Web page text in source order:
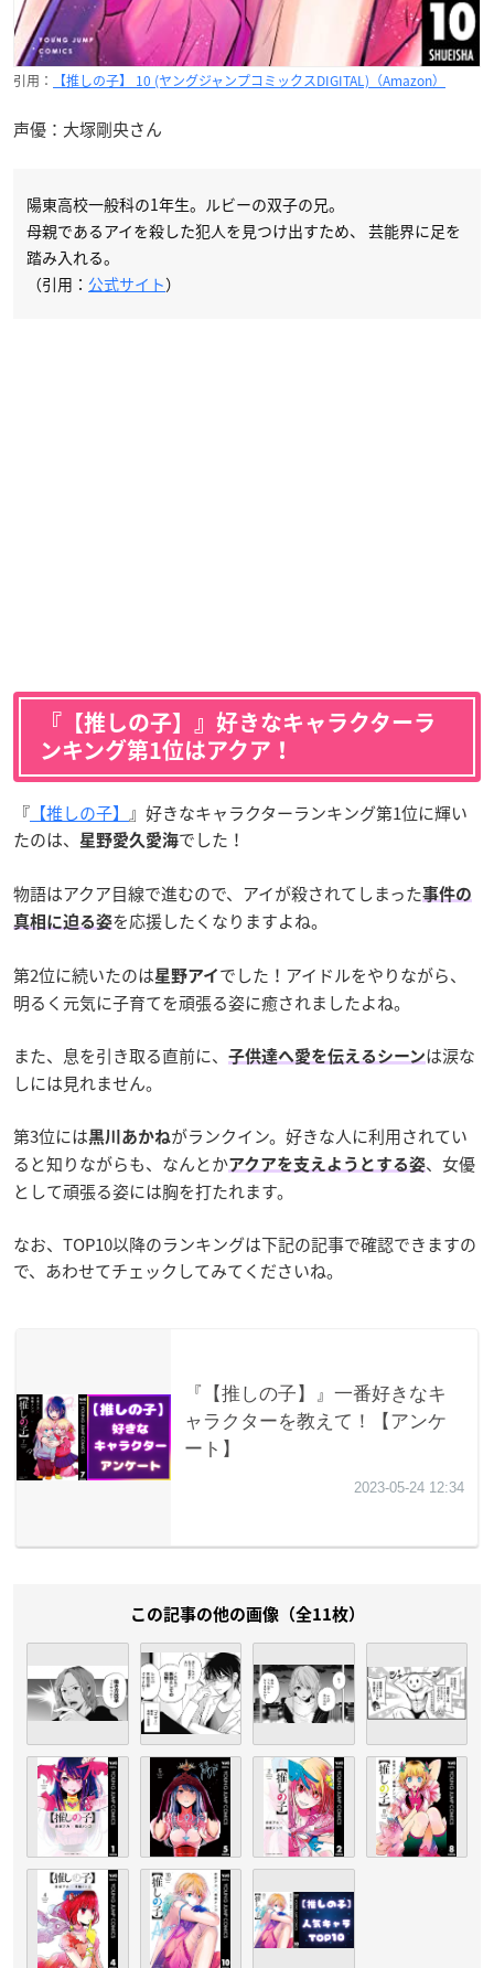
引用： 【推しの子】 10 (ヤングジャンプコミックスDIGITAL)（Amazon）
声優：大塚剛央さん
陽東高校一般科の1年生。ルビーの双子の兄。
母親であるアイを殺した犯人を見つけ出すため、 芸能界に足を
踏み入れる。
（引用： 公式サイト）
『【推しの子】』好きなキャラクターラ
ンキング第1位はアクア！
『 【推しの子】 』好きなキャラクターランキング第1位に輝い
たのは、
星野愛久愛海でした！
物語はアクア目線で進むので、アイが殺されてしまった事件の
真相に迫る姿を応援したくなりますよね。
第2位に続いたのは星野アイ でした！アイドルをやりながら、
明るく元気に子育てを頑張る姿に癒されましたよね。
また、息を引き取る直前に、 子供達へ愛を伝えるシーンは涙な
しには見れません。
第3位には黒川あかねがランクイン。好きな人に利用されてい
ると知りながらも、なんとかアクアを支えようとする姿、女優
として頑張る姿には胸を打たれます。
なお、TOP10以降のランキングは下記の記事で確認できますの
で、あわせてチェックしてみてくださいね。
この記事の他の画像（全11枚）